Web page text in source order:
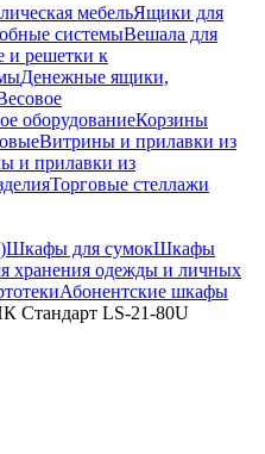
мебельЯщики для
системыВешала для
и решетки к
Денежные ящики,
оборудованиеКорзины
Витрины и прилавки из
и прилавки из
Торговые стеллажи
Шкафы для сумокШкафы
хранения одежды и личных
Абонентские шкафы
Стандарт LS-21-80U